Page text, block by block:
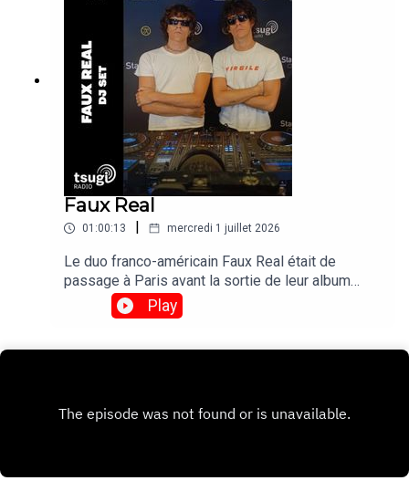
Faux Real
01:00:13 mercredi 1 juillet 2026
Le duo franco-américain Faux Real était de
passage à Paris avant la sortie de leur album
"Poison Time" le 4 septembre. On en a profité
pour les inviter pour un DJ set exclusif avant de
Play